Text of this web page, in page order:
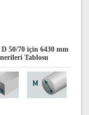
50/70 için 6430 mm
Tablosu